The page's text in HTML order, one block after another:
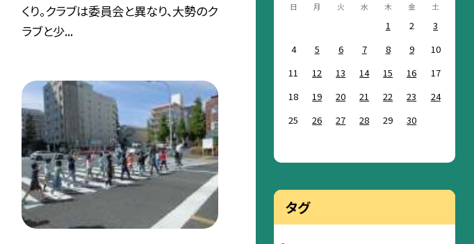
くり。クラブは委員会と異なり、大勢のク
ラブと少...
日 月 火 水 木 金 土
1 2
3
4
5 6 7 8 9
10
11
12 13 14 15 16
17
18
19 20 21 22 23
24
25
26 27 28 29 30
タグ